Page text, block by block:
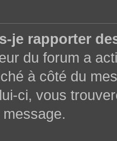
je rapporter
du forum a
à côté du
ci, vous